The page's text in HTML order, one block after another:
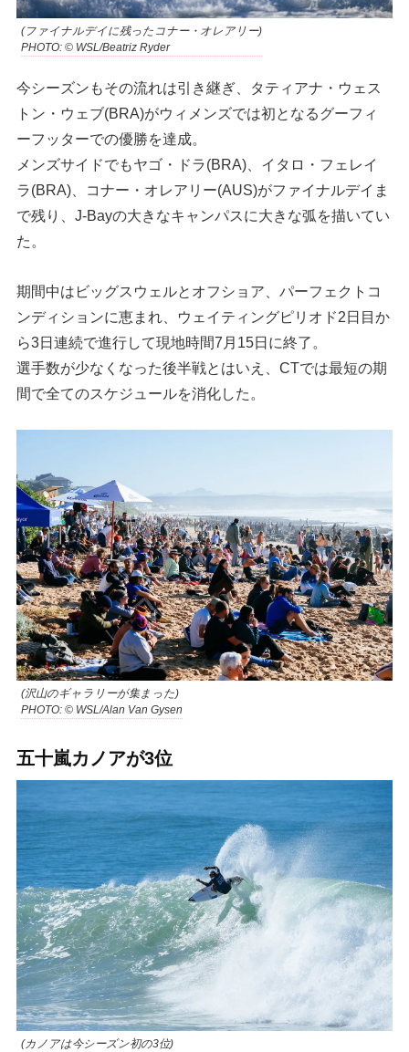
(ファイナルデイに残ったコナー・オレアリー)
PHOTO: © WSL/Beatriz Ryder
今シーズンもその流れは引き継ぎ、タティアナ・ウェス
トン・ウェブ(BRA)がウィメンズでは初となるグーフィ
ーフッターでの優勝を達成。
メンズサイドでもヤゴ・ドラ(BRA)、イタロ・フェレイ
ラ(BRA)、コナー・オレアリー(AUS)がファイナルデイま
で残り、J-Bayの大きなキャンパスに大きな弧を描いてい
た。
期間中はビッグスウェルとオフショア、パーフェクトコ
ンディションに恵まれ、ウェイティングピリオド2日目か
ら3日連続で進行して現地時間7月15日に終了。
選手数が少なくなった後半戦とはいえ、CTでは最短の期
間で全てのスケジュールを消化した。
(沢山のギャラリーが集まった)
PHOTO: © WSL/Alan Van Gysen
五十嵐カノアが3位
(カノアは今シーズン初の3位)